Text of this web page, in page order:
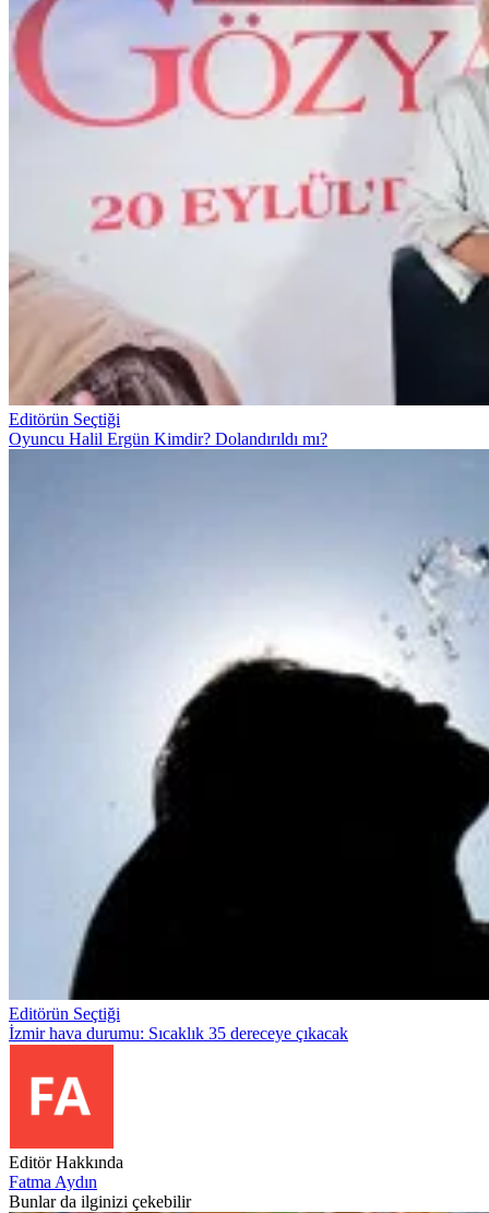
Editörün Seçtiği
Oyuncu Halil Ergün Kimdir? Dolandırıldı mı?
Editörün Seçtiği
İzmir hava durumu: Sıcaklık 35 dereceye çıkacak
Editör Hakkında
Fatma Aydın
Bunlar da ilginizi çekebilir